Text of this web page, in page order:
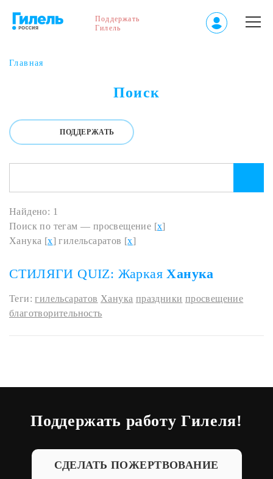
Поддержать
Гилель
Главная
Поиск
ПОДДЕРЖАТЬ
Найдено: 1
Поиск по тегам — просвещение [x]
Ханука [x] гилельсаратов [x]
СТИЛЯГИ QUIZ: ЖаркаяХанука
Теги:гилельсаратов Ханука праздники просвещение
благотворительность
Поддержать работу Гилеля!
СДЕЛАТЬ ПОЖЕРТВОВАНИЕ